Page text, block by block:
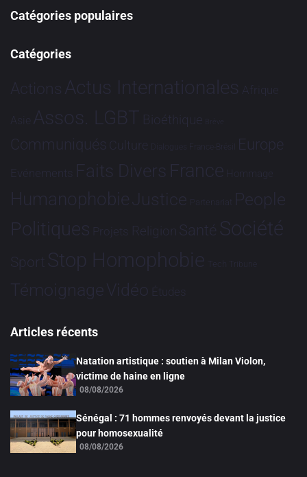
Catégories populaires
Catégories
Actions Actus Internationales Afrique
Asie Assos. LGBT Bioéthique Brève
Communiqués Culture Dialogues France-Brésil Europe
Evénements Faits Divers France Hommage
HumanophobieJustice Partenariat People
Politiques Projets Religion Santé Société
Sport Stop Homophobie Tech Tribune
TémoignageVidéo Études
Articles récents
Natation artistique : soutien à Milan Violon,
victime de haine en ligne
08/08/2026
Sénégal : 71 hommes renvoyés devant la justice
pour homosexualité
08/08/2026